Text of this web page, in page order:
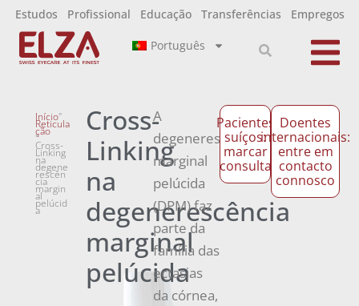
Estudos Profissional Educação Transferências Empregos
Português
Início"
Reticula
ção
"
Cross-
Linking
na
degene
rescên
cia
margin
al
pelúcid
a
Cross-
Linking
na
degenerescência
marginal
pelúcida
A
degenerescência
marginal
pelúcida
(DPM) faz
parte da
família das
ectasias
da córnea,
Pacientes
suíços:
marcar
consulta
Doentes
internacionais:
entre em
contacto
connosco